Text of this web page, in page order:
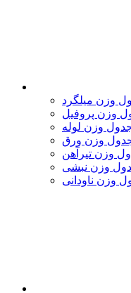
وزن میلگرد
وزن پروفیل
وزن لوله
وزن ورق
وزن تیرآهن
وزن نبشی
وزن ناودانی